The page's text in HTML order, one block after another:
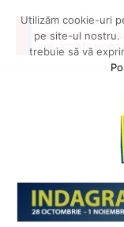
Utilizăm cookie-uri
pe site-ul nostru.
trebuie să vă